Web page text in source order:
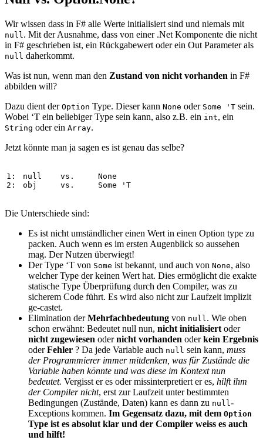
Wir wissen dass in F# alle Werte initialisiert sind und niemals mit
null . Mit der Ausnahme, dass von einer .Net Komponente die nicht
in F# geschrieben ist, ein Rückgabewert oder ein Out Parameter als
null daherkommt.
Was ist nun, wenn man den Zustand von nicht vorhanden in F#
abbilden will?
Dazu dient der Option Type. Dieser kann None oder Some 'T sein.
Wobei ‘T ein beliebiger Type sein kann, also z.B. ein int, ein
String oder ein Array.
Jetzt könnte man ja sagen es ist genau das selbe?
1:
2:
null vs .
None
obj
vs . Some ' T
Die Unterschiede sind:
Es ist nicht umständlicher einen Wert in einen Option type zu
packen. Auch wenn es im ersten Augenblick so aussehen
mag. Der Nutzen überwiegt!
Der Type ‘T von Some ist bekannt, und auch von None, also
welcher Type der keinen Wert hat. Dies ermöglicht die exakte
statische Type Überprüfung durch den Compiler, was zu
sicherem Code führt. Es wird also nicht zur Laufzeit implizit
ge-castet.
Elimination derMehrfachbedeutung von null . Wie oben
schon erwähnt: Bedeutet null nun, nicht initialisiert oder
nicht zugewiesen odernicht vorhanden oderkein Ergebnis
oderFehler ? Da jede Variable auch null sein kann, muss
der Programmierer immer mitdenken, was für Zustände die
Variable haben könnte und was diese im Kontext nun
bedeutet. Vergisst er es oder missinterpretiert er es, hilft ihm
der Compiler nicht, erst zur Laufzeit unter bestimmten
Bedingungen (Zustände, Daten) kann es dann zu null -
Exceptions kommen. Im Gegensatz dazu, mit dem Option
Type ist es absolut klar und der Compiler weiss es auch
und hilft!